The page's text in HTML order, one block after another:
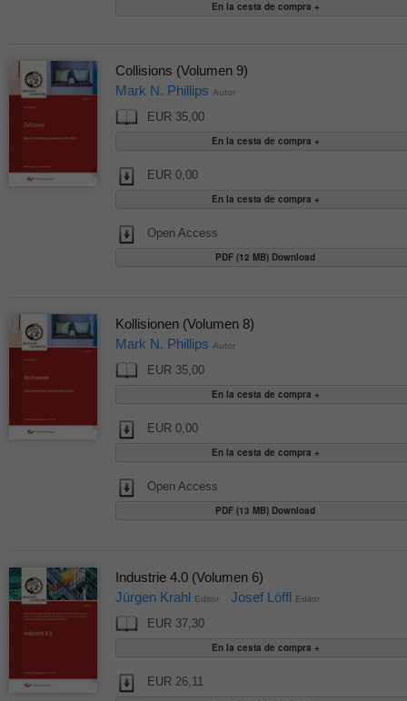
Collisions (Volumen 9)
Mark N. Phillips Autor
EUR 35,00
EUR 0,00
Open Access
PDF (12 MB) Download
Kollisionen (Volumen 8)
Mark N. Phillips Autor
EUR 35,00
EUR 0,00
Open Access
PDF (13 MB) Download
Industrie 4.0 (Volumen 6)
Jürgen Krahl Editor Josef Löffl Editor
EUR 37,30
EUR 26,11